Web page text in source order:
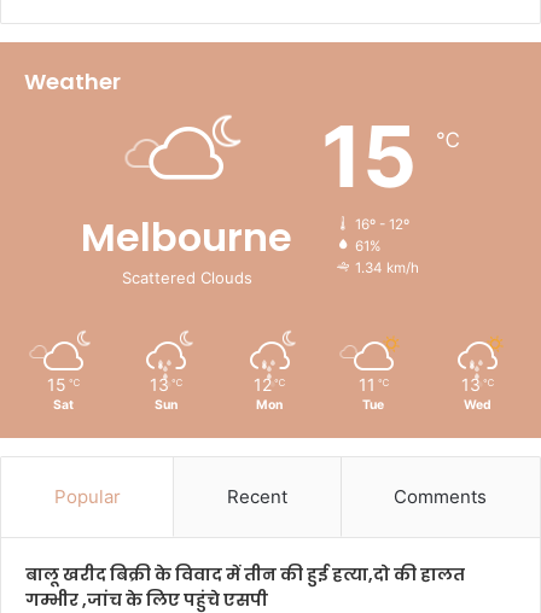
Weather
Melbourne
Scattered Clouds
15 ℃
16º - 12º
61%
1.34 km/h
15 ℃
Sat
13 ℃
Sun
12 ℃
Mon
11 ℃
Tue
13 ℃
Wed
Popular Recent Comments
बालू खरीद बिक्री के विवाद में तीन की हुई हत्या,दो की हालत
गम्भीर ,जांच के लिए पहुंचे एसपी